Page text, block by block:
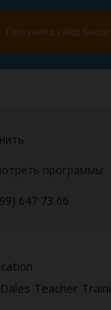
Получить гайд
программы
647 73 66
Teacher